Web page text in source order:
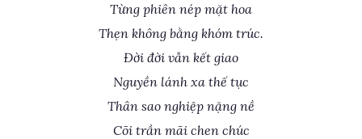
Từng phiên nép mặt hoa
Thẹn không bằng khóm trúc.
Đời đời vẫn kết giao
Nguyền lánh xa thế tục
Thân sao nghiệp nặng nề
Cõi trần mãi chen chúc